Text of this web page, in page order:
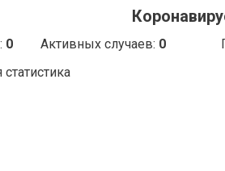
0 Активных случаев: 0
статистика